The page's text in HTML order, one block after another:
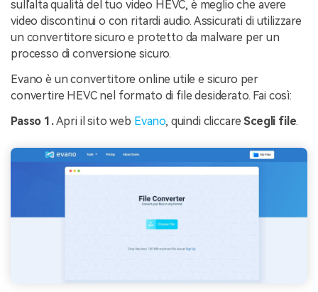
sull'alta qualità del tuo video HEVC, è meglio che avere
video discontinui o con ritardi audio. Assicurati di utilizzare
un convertitore sicuro e protetto da malware per un
processo di conversione sicuro.
Evano è un convertitore online utile e sicuro per
convertire HEVC nel formato di file desiderato. Fai così:
Passo 1.Apri il sito web Evano, quindi cliccareScegli file.